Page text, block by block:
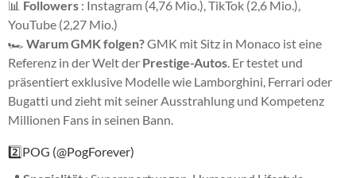
📊 Followers : Instagram (4,76 Mio.), TikTok (2,6 Mio.),
YouTube (2,27 Mio.)
🏎 Warum GMK folgen?GMK mit Sitz in Monaco ist eine
Referenz in der Welt der Prestige-Autos . Er testet und
präsentiert exklusive Modelle wie Lamborghini, Ferrari oder
Bugatti und zieht mit seiner Ausstrahlung und Kompetenz
Millionen Fans in seinen Bann.
2️⃣POG (@PogForever)